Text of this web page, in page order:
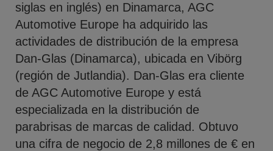
siglas en inglés) en Dinamarca, AGC
Automotive Europe ha adquirido las
actividades de distribución de la empresa
Dan-Glas (Dinamarca), ubicada en Vibörg
(región de Jutlandia). Dan-Glas era cliente
de AGC Automotive Europe y está
especializada en la distribución de
parabrisas de marcas de calidad. Obtuvo
una cifra de negocio de 2,8 millones de € en